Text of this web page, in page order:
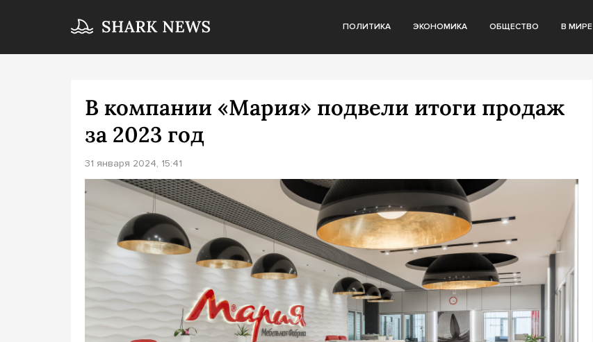
ПОЛИТИКА ЭКОНОМИКА ОБЩЕСТВО В МИРЕ
В компании «Мария» подвели итоги продаж
за 2023 год
31 января 2024, 15:41